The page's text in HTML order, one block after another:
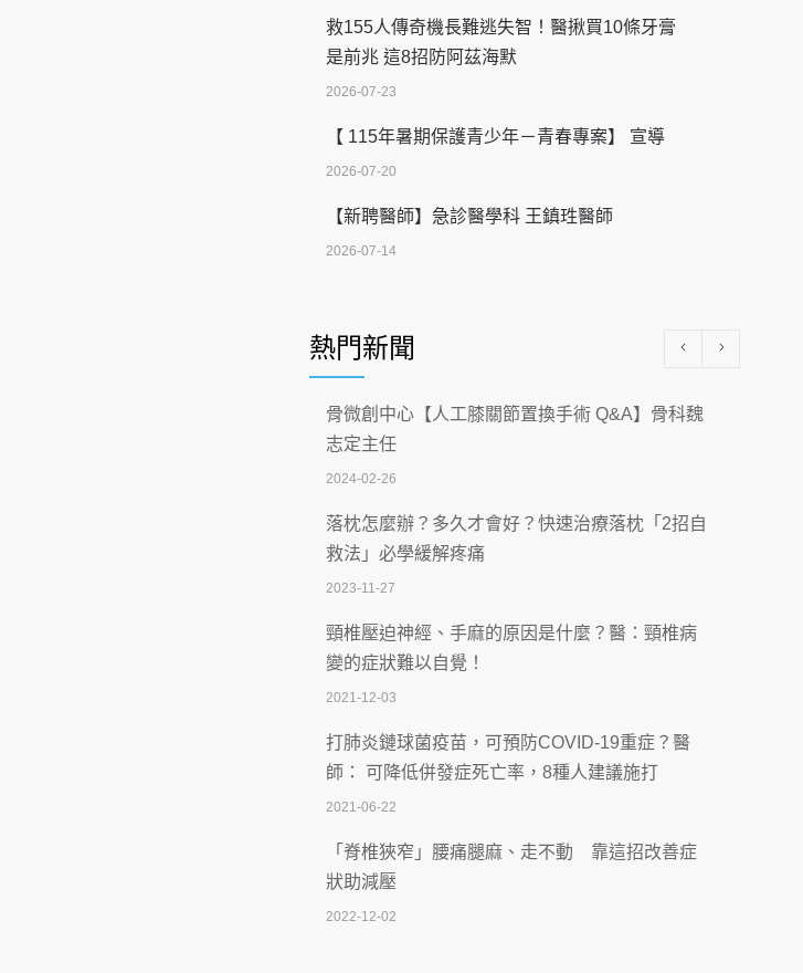
救155人傳奇機長難逃失智！醫揪買10條牙膏
是前兆 這8招防阿茲海默
2026-07-23
【 115年暑期保護青少年－青春專案】 宣導
2026-07-20
【新聘醫師】急診醫學科 王鎮珄醫師
2026-07-14
2026-07-08
沒菸酒也瀕臨洗腎？65歲男靠「這習慣」逆
轉腎功能 醫揭3招救命
2026-07-08
體溫飆破41度！醫連收兩例中暑病例：致死
率達8成
2026-07-07
深耕萬華55年 西園醫院回顧發展歷程與智慧
醫療布局
2026-07-06
【115年臺北市「防癌保衛戰：健康好禮一手
刮」】 宣導
2026-07-02
【無菸城市】 宣導
2026-07-02
4連霸議員黃秋澤癌逝！食道癌為何奪命快？
熱門新聞
骨微創中心【人工膝關節置換手術 Q&A】骨科魏
志定主任
2024-02-26
落枕怎麼辦？多久才會好？快速治療落枕「2招自
救法」必學緩解疼痛
2023-11-27
頸椎壓迫神經、手麻的原因是什麼？醫：頸椎病
變的症狀難以自覺！
2021-12-03
打肺炎鏈球菌疫苗，可預防COVID-19重症？醫
師： 可降低併發症死亡率，8種人建議施打
2021-06-22
「脊椎狹窄」腰痛腿麻、走不動 靠這招改善症
狀助減壓
2022-12-02